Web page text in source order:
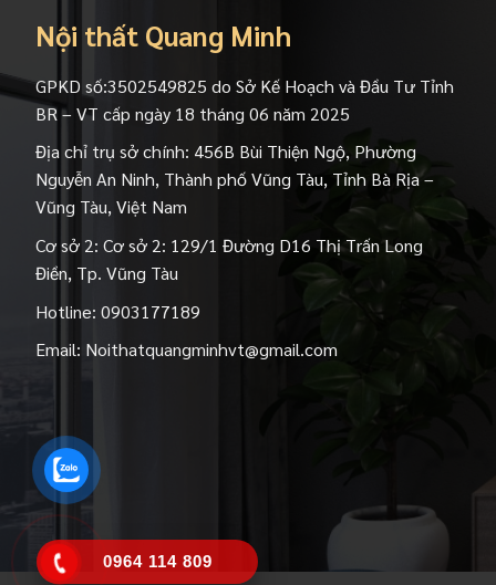
Nội thất Quang Minh
GPKD số:3502549825 do Sở Kế Hoạch và Đầu Tư Tỉnh
BR – VT cấp ngày 18 tháng 06 năm 2025
Địa chỉ trụ sở chính: 456B Bùi Thiện Ngộ, Phường
Nguyễn An Ninh, Thành phố Vũng Tàu, Tỉnh Bà Rịa –
Vũng Tàu, Việt Nam
Cơ sở 2: Cơ sở 2: 129/1 Đường D16 Thị Trấn Long
Điền, Tp. Vũng Tàu
Hotline: 0903177189
Email: Noithatquangminhvt@gmail.com
0964 114 809